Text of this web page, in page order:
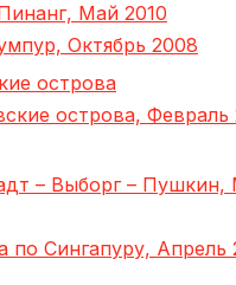
Май 2010
Октябрь 2008
острова
острова, Февраль
– Выборг – Пушкин,
по Сингапуру, Апрель